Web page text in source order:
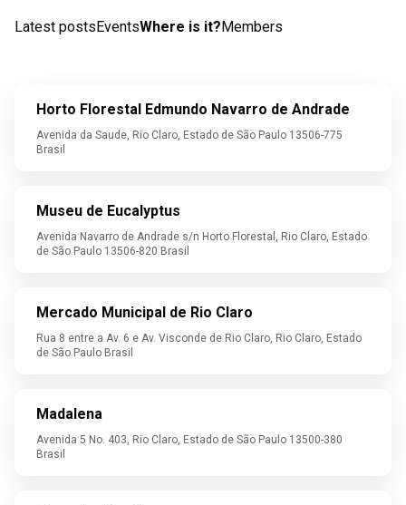
Latest postsEventsWhere is it?Members
Horto Florestal Edmundo Navarro de Andrade
Avenida da Saude, Rio Claro, Estado de São Paulo 13506-775
Brasil
Museu de Eucalyptus
Avenida Navarro de Andrade s/n Horto Florestal, Rio Claro, Estado
de São Paulo 13506-820 Brasil
Mercado Municipal de Rio Claro
Rua 8 entre a Av. 6 e Av. Visconde de Rio Claro, Rio Claro, Estado
de São Paulo Brasil
Madalena
Avenida 5 No. 403, Rio Claro, Estado de São Paulo 13500-380
Brasil